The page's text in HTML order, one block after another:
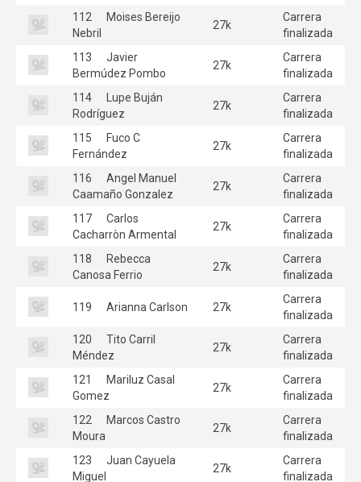
112
Moises Bereijo
Nebril
27k
Carrera
finalizada
113
Javier
Bermúdez Pombo
27k
Carrera
finalizada
114
Lupe Buján
Rodríguez
27k
Carrera
finalizada
115
Fuco C
Fernández
27k
Carrera
finalizada
116
Angel Manuel
Caamaño Gonzalez
27k
Carrera
finalizada
117
Carlos
Cacharròn Armental
27k
Carrera
finalizada
118
Rebecca
Canosa Ferrio
27k
Carrera
finalizada
119 Arianna Carlson 27k
Carrera
finalizada
120
Tito Carril
Méndez
27k
Carrera
finalizada
121
Mariluz Casal
Gomez
27k
Carrera
finalizada
122
Marcos Castro
Moura
27k
Carrera
finalizada
123
Juan Cayuela
Miguel
27k
Carrera
finalizada